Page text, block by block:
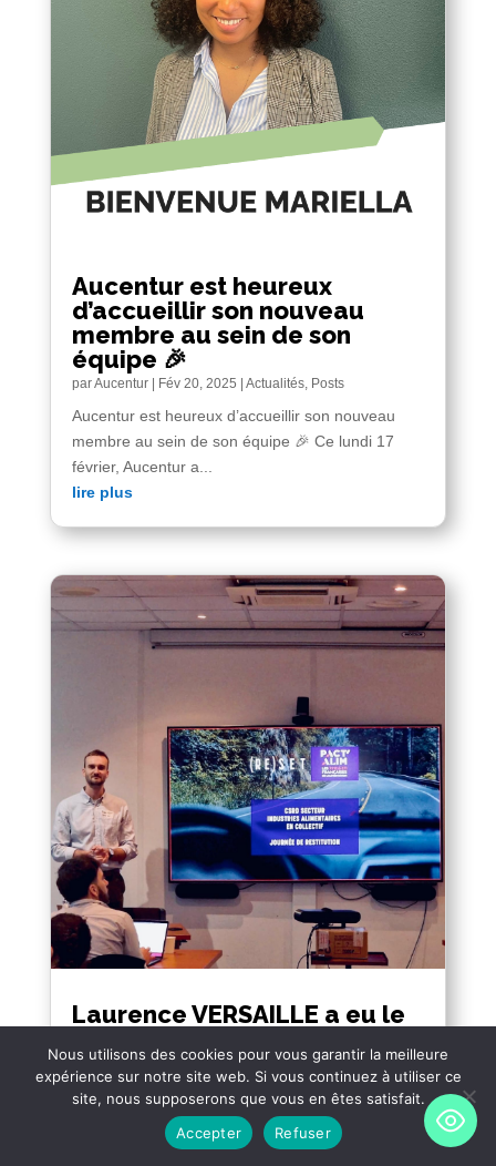
Aucentur est heureux
d’accueillir son nouveau
membre au sein de son
équipe 🎉
parAucentur| Fév 20, 2025 Actualités, Posts
Aucentur est heureux d’accueillir son nouveau
membre au sein de son équipe 🎉​ Ce lundi 17
février, Aucentur a...
lire plus
Laurence VERSAILLE a eu le
janvier dernier chez
Pact’Alim, groupement
d’entreprises PME et ETI de
l’alimentation pour la
Nous utilisons des cookies pour vous garantir la meilleure
expérience sur notre site web. Si vous continuez à utiliser ce
site, nous supposerons que vous en êtes satisfait.
Accepter
Refuser